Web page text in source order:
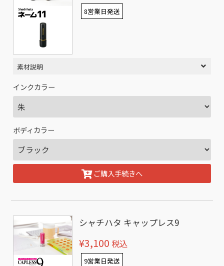
8営業日発送
素材説明
インクカラー
ボディカラー
ご購入手続きへ
シャチハタ キャップレス9
¥3,100 税込
9営業日発送